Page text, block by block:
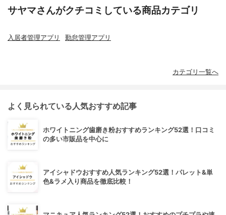
サヤマさんがクチコミしている商品カテゴリ
入居者管理アプリ 勤怠管理アプリ
カテゴリ一覧へ
よく見られている人気おすすめ記事
ホワイトニング歯磨き粉おすすめランキング52選！口コミ
の多い市販品を中心に
アイシャドウおすすめ人気ランキング52選！パレット&単
色&ラメ入り商品を徹底比較！